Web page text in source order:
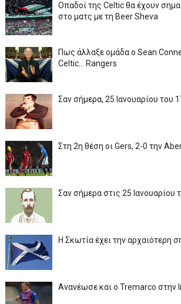
Οπαδοί της Celtic θα έχουν
στο ματς με τη Beer Sheva
Πως άλλαξε ομάδα ο Sean
Celtic... Rangers
Σαν σήμερα, 25 Ιανουαρίου του
Στη 2η θέση οι Gers, 2-0 την
Σαν σήμερα στις 25 Ιανουαρίου
Η Σκωτία έχει την αρχαιότερη
Ανανέωσε και ο Tremarco στην